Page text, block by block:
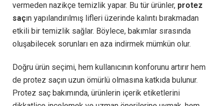
vermeden nazikçe temizlik yapar. Bu tür ürünler, protez
saçın yapılandırılmış lifleri üzerinde kalıntı bırakmadan
etkili bir temizlik sağlar. Böylece, bakımlar sırasında
oluşabilecek sorunları en aza indirmek mümkün olur.
Doğru ürün seçimi, hem kullanıcının konforunu artırır hem
de protez saçın uzun ömürlü olmasına katkıda bulunur.
Protez saç bakımında, ürünlerin içerik etiketlerini